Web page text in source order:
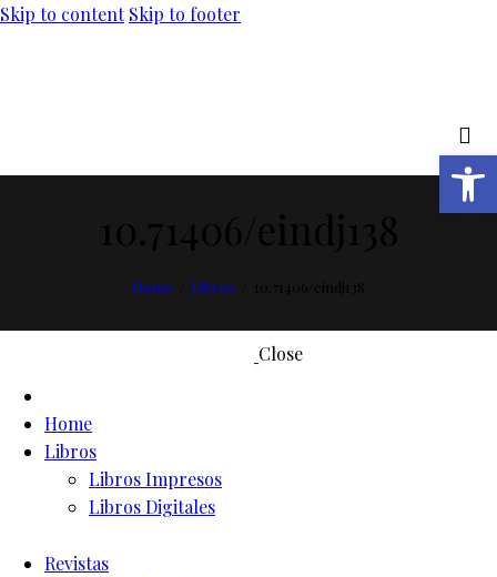
Skip to content Skip to footer
Home Libros
Close
Home
Libros
Libros Impresos
Libros Digitales
Revistas
Abrir barra de herramientas